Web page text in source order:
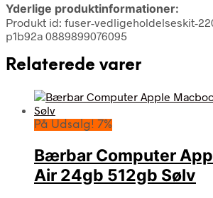
Yderlige produktinformationer:
Produkt id: fuser-vedligeholdelseskit-
p1b92a 0889899076095
Relaterede varer
På Udsalg! 7%
Bærbar Computer
Air 24gb 512gb Sølv